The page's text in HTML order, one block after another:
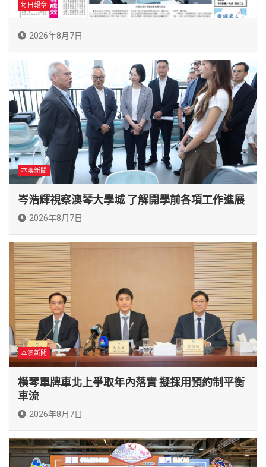
每日報章
2026年8月7日
本澳新聞
岑浩輝視察澳琴大學城 了解開學前各項工作進展
2026年8月7日
本澳新聞
橫琴單牌車北上爭取年內落實 擬採用預約制平衡
車流
2026年8月7日